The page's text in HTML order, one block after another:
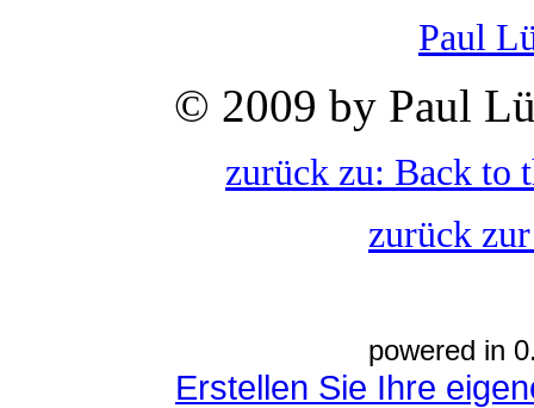
Paul
© 2009 by Paul
zurück zu: Back to
zurück
powered in
Erstellen Sie Ihre